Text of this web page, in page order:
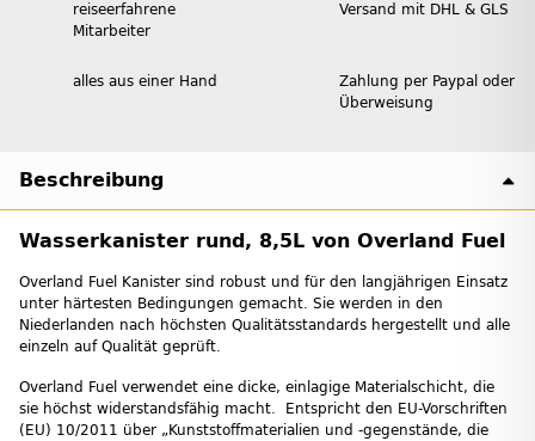
reiseerfahrene
Mitarbeiter
Versand mit DHL & GLS
alles aus einer Hand
Zahlung per Paypal oder
Überweisung
Beschreibung
Wasserkanister rund, 8,5L von Overland Fuel
Overland Fuel Kanister sind robust und für den langjährigen Einsatz
unter härtesten Bedingungen gemacht. Sie werden in den
Niederlanden nach höchsten Qualitätsstandards hergestellt und alle
einzeln auf Qualität geprüft.
Overland Fuel verwendet eine dicke, einlagige Materialschicht, die
sie höchst widerstandsfähig macht. Entspricht den EU-Vorschriften
(EU) 10/2011 über „Kunststoffmaterialien und -gegenstände, die